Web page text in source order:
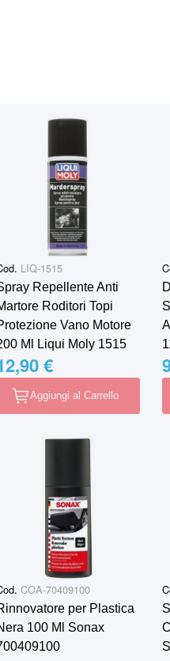
LIQ-1515
Repellente Anti
Roditori Topi
Vano Motore
Ml Liqui Moly 1515
€
Aggiungi al Carrello
COA-70409100
per Plastica
100 Ml Sonax